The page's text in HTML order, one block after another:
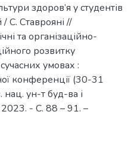
здоров’я у студентів
С. Ставрояні //
та організаційно-
розвитку
умовах :
конференції (30-31
ун-т буд-ва і
- С. 88 – 91. –